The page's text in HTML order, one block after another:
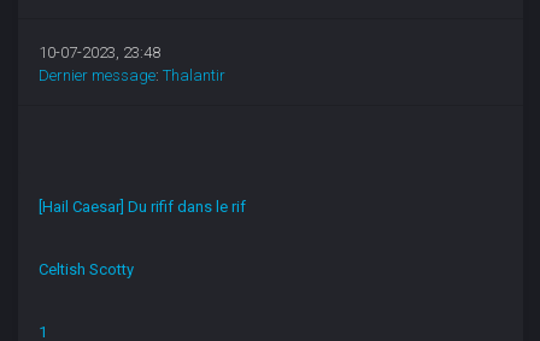
10-07-2023, 23:48
Dernier message:Thalantir
[Hail Caesar] Du rifif dans le rif
Celtish Scotty
1